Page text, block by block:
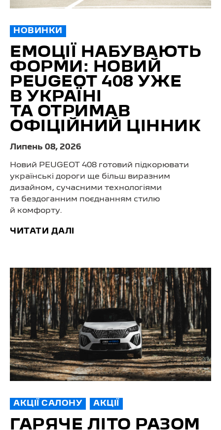
НОВИНКИ
ЕМОЦІЇ НАБУВАЮТЬ
ФОРМИ: НОВИЙ
PEUGEOT 408 УЖЕ
В УКРАЇНІ
ТА ОТРИМАВ
ОФІЦІЙНИЙ ЦІННИК
Липень 08, 2026
Новий PEUGEOT 408 готовий підкорювати
українські дороги ще більш виразним
дизайном, сучасними технологіями
та бездоганним поєднанням стилю
й комфорту.
ЧИТАТИ ДАЛІ
АКЦІЇ САЛОНУ АКЦІЇ
ГАРЯЧЕ ЛІТО РАЗОМ